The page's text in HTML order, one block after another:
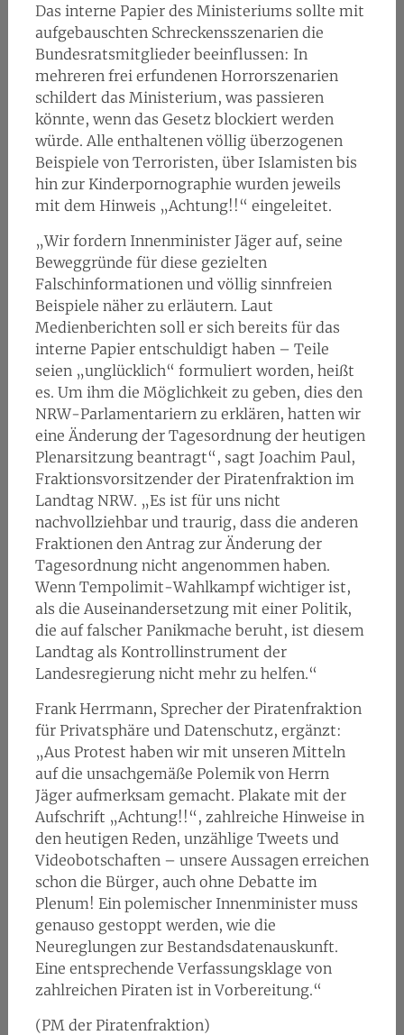
Das interne Papier des Ministeriums sollte mit
aufgebauschten Schreckensszenarien die
Bundesratsmitglieder beeinflussen: In
mehreren frei erfundenen Horrorszenarien
schildert das Ministerium, was passieren
könnte, wenn das Gesetz blockiert werden
würde. Alle enthaltenen völlig überzogenen
Beispiele von Terroristen, über Islamisten bis
hin zur Kinderpornographie wurden jeweils
mit dem Hinweis „Achtung!!“ eingeleitet.
„Wir fordern Innenminister Jäger auf, seine
Beweggründe für diese gezielten
Falschinformationen und völlig sinnfreien
Beispiele näher zu erläutern. Laut
Medienberichten soll er sich bereits für das
interne Papier entschuldigt haben – Teile
seien „unglücklich“ formuliert worden, heißt
es. Um ihm die Möglichkeit zu geben, dies den
NRW-Parlamentariern zu erklären, hatten wir
eine Änderung der Tagesordnung der heutigen
Plenarsitzung beantragt“, sagt Joachim Paul,
Fraktionsvorsitzender der Piratenfraktion im
Landtag NRW. „Es ist für uns nicht
nachvollziehbar und traurig, dass die anderen
Fraktionen den Antrag zur Änderung der
Tagesordnung nicht angenommen haben.
Wenn Tempolimit-Wahlkampf wichtiger ist,
als die Auseinandersetzung mit einer Politik,
die auf falscher Panikmache beruht, ist diesem
Landtag als Kontrollinstrument der
Landesregierung nicht mehr zu helfen.“
Frank Herrmann, Sprecher der Piratenfraktion
für Privatsphäre und Datenschutz, ergänzt:
„Aus Protest haben wir mit unseren Mitteln
auf die unsachgemäße Polemik von Herrn
Jäger aufmerksam gemacht. Plakate mit der
Aufschrift „Achtung!!“, zahlreiche Hinweise in
den heutigen Reden, unzählige Tweets und
Videobotschaften – unsere Aussagen erreichen
schon die Bürger, auch ohne Debatte im
Plenum! Ein polemischer Innenminister muss
genauso gestoppt werden, wie die
Neureglungen zur Bestandsdatenauskunft.
Eine entsprechende Verfassungsklage von
zahlreichen Piraten ist in Vorbereitung.“
(PM der Piratenfraktion)